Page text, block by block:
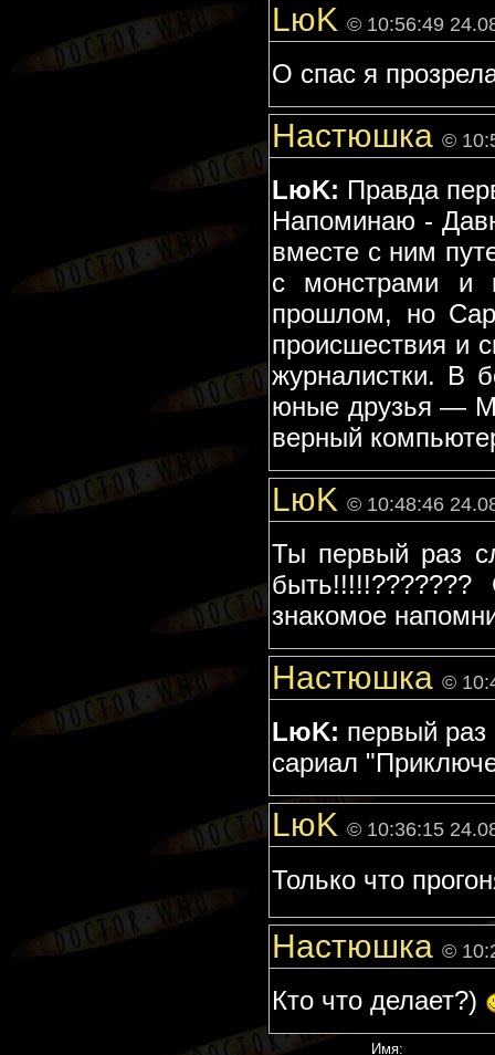
LюK © 10:56:49
О спас я
Настюшка ©
LюK: Правда
Напоминаю -
вместе с ним
с монстрами и
прошлом, но
происшествия и
журналистки. В
юные друзья —
верный
LюK © 10:48:46
Ты первый раз
знакомое
Настюшка ©
LюK: первый
сариал
LюK © 10:36:15
Только что
Настюшка ©
Кто что делает?)
Имя: